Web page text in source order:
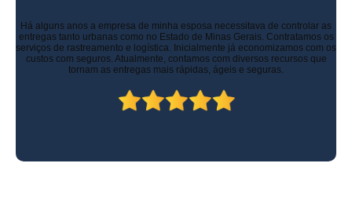
Há alguns anos a empresa de minha esposa necessitava de controlar as
entregas tanto urbanas como no Estado de Minas Gerais. Contratamos os
serviços de rastreamento e logística. Inicialmente já economizamos com os
custos com seguros. Atualmente, contamos com diversos recursos que
tornam as entregas mais rápidas, ágeis e seguras.